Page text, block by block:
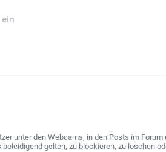
unter den Webcams, in den Posts im
gelten, zu blockieren, zu löschen